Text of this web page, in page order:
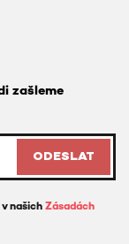
zašleme
ODESLAT
našich Zásadách